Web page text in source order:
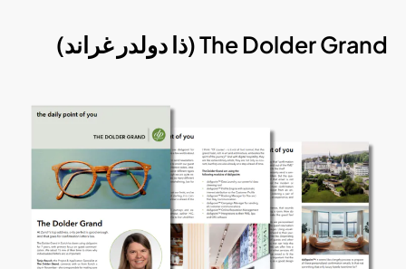
The Dolder Grand (ذا دولدر غراند)